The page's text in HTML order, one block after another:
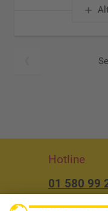
Hotline
01 580 99
(ausgenommen